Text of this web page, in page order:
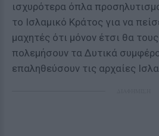
ισχυρότερα όπλα
το Ισλαμικό Κράτος για να
μαχητές ότι μόνον έτσι θα
πολεμήσουν τα Δυτικά
επαληθεύσουν τις αρχαίες